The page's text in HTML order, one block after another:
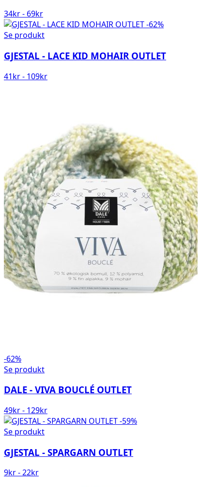
34kr- 69kr
-62%
Se produkt
GJESTAL - LACE KID MOHAIR OUTLET
41kr- 109kr
-62%
Se produkt
DALE - VIVA BOUCLÉ OUTLET
49kr- 129kr
-59%
Se produkt
GJESTAL - SPARGARN OUTLET
9kr-22kr